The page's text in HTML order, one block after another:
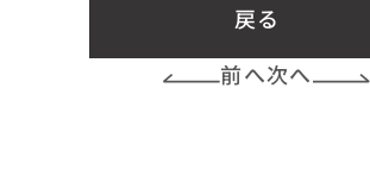
戻る
前へ次へ